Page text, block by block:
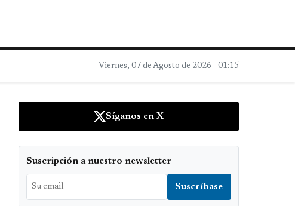
Viernes, 07 de Agosto de 2026 - 01:15
Síganos en X
Suscripción a nuestro newsletter